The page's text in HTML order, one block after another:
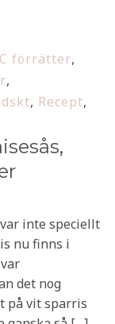
förrätter,
,
, Recept,
inte speciellt
nu finns i
det nog
på vit sparris